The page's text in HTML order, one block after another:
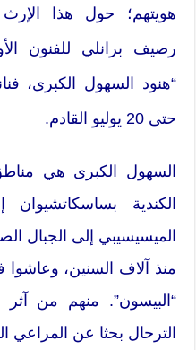
هويتهم؛ حول هذا
رصيف برانلي للفنون
“هنود السهول الكبرى،
حتى 20 يوليو القادم.
السهول الكبرى هي
الكندية
الميسيسيبي إلى الجبال
منذ آلاف السنين، وعاشوا
“البيسون”. منهم من آثر
الترحال بحثا عن المراعي